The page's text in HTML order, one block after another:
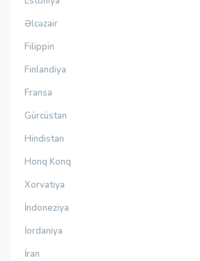
Əlcəzair
Filippin
Finlandiya
Fransa
Gürcüstan
Hindistan
Honq Konq
Xorvatiya
İndoneziya
İordaniya
İran